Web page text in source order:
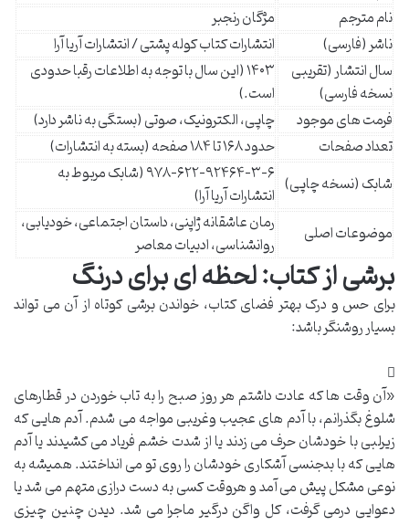
نام مترجم
مژگان رنجبر
ناشر (فارسی)
انتشارات کتاب کوله پشتی / انتشارات آریا آرا
سال انتشار (تقریبی
نسخه فارسی)
۱۴۰۳ (این سال با توجه به اطلاعات رقبا حدودی
است.)
فرمت های موجود
چاپی، الکترونیک، صوتی (بستگی به ناشر دارد)
تعداد صفحات
حدود ۱۶۸ تا ۱۸۴ صفحه (بسته به انتشارات)
شابک (نسخه چاپی)
۹۷۸-۶۲۲-۹۲۴۶۴-۳-۶ (شابک مربوط به
انتشارات آریا آرا)
موضوعات اصلی
رمان عاشقانه ژاپنی، داستان اجتماعی، خودیابی،
روانشناسی، ادبیات معاصر
برشی از کتاب: لحظه ای برای درنگ
برای حس و درک بهتر فضای کتاب، خواندن برشی کوتاه از آن می تواند
بسیار روشنگر باشد:
«آن وقت ها که عادت داشتم هر روز صبح را به تاب خوردن در قطارهای
شلوغ بگذرانم، با آدم های عجیب وغریبی مواجه می شدم. آدم هایی که
زیرلبی با خودشان حرف می زدند یا از شدت خشم فریاد می کشیدند یا آدم
هایی که با بدجنسی آشکاری خودشان را روی تو می انداختند. همیشه به
نوعی مشکل پیش می آمد و هروقت کسی به دست درازی متهم می شد یا
دعوایی درمی گرفت، کل واگن درگیر ماجرا می شد. دیدن چنین چیزی